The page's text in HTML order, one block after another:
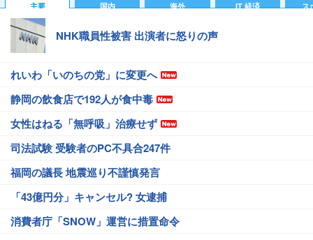
主要 国内 海外 IT 経済 ス
NHK職員性被害 出演者に怒りの声
れいわ「いのちの党」に変更へ
静岡の飲食店で192人が食中毒
女性はねる「無呼吸」治療せず
司法試験 受験者のPC不具合247件
福岡の議長 地震巡り不謹慎発言
「43億円分」キャンセル? 女逮捕
消費者庁「SNOW」運営に措置命令